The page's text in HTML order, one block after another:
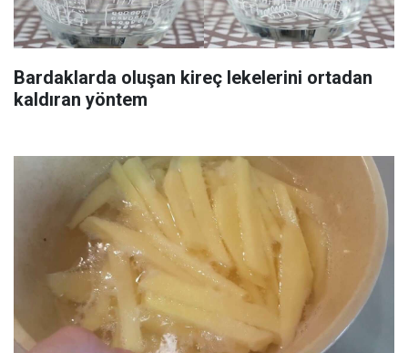
Bardaklarda oluşan kireç lekelerini ortadan
kaldıran yöntem